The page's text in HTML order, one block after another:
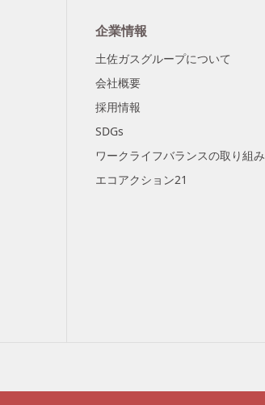
企業情報
土佐ガスグループについて
会社概要
採用情報
SDGs
ワークライフバランスの取り組み
エコアクション21